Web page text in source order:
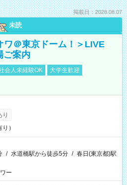
掲載日：2026.08.07
未読
ワ＠東京ドーム！＞LIVE
ご案内
会人未経験OK
大学生歓迎
り
）
/ 水道橋駅から徒歩5分 / 春日(東京都)駅
ー